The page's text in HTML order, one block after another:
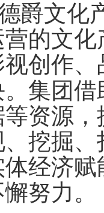
爵文化
营的文
视创作
。集团借
等资源，
、挖掘、
体经济
努力。